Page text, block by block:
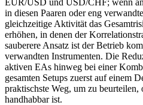
in diesen Paaren oder eng
gleichzeitige Aktivität das
erhöhen, in denen der
sauberere Ansatz ist der Betrieb
verwandten Instrumenten. Die
aktiven EAs hinweg bei einer
gesamten Setups zuerst auf einem
praktischste Weg, um zu
handhabbar ist.